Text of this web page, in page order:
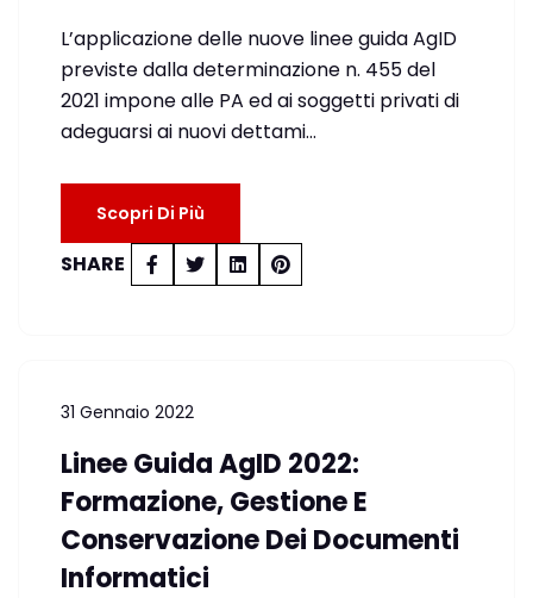
L’applicazione delle nuove linee guida AgID
previste dalla determinazione n. 455 del
2021 impone alle PA ed ai soggetti privati di
adeguarsi ai nuovi dettami…
Scopri Di Più
SHARE
31 Gennaio 2022
Linee Guida AgID 2022:
Formazione, Gestione E
Conservazione Dei Documenti
Informatici